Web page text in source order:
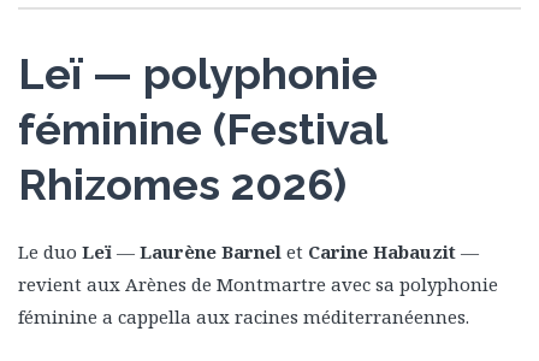
Leï — polyphonie
féminine (Festival
Rhizomes 2026)
Le duo Leï — Laurène Barnel et Carine Habauzit —
revient aux Arènes de Montmartre avec sa polyphonie
féminine a cappella aux racines méditerranéennes.